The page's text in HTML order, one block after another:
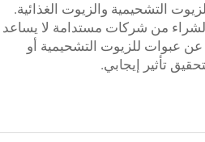
التشحيمية والزيوت الغذائية.
من شركات مستدامة لا يساعد
عبوات للزيوت التشحيمية أو
تأثير إيجابي.